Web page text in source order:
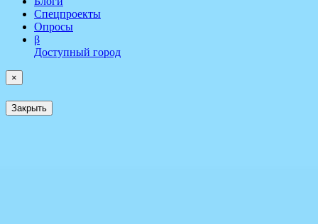
Спецпроекты
Опросы
β
Доступный город
×
Закрыть